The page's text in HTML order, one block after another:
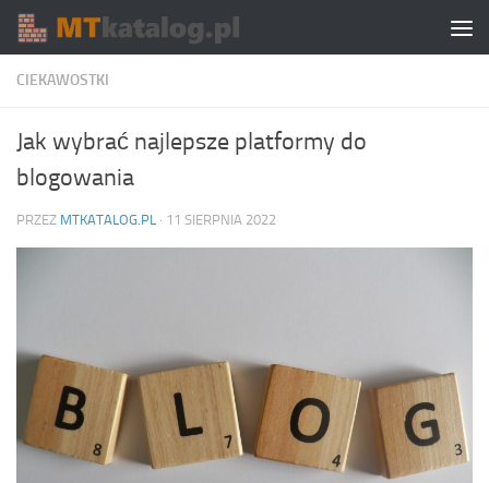
Skip to content
CIEKAWOSTKI
Jak wybrać najlepsze platformy do
blogowania
PRZEZ MTKATALOG.PL · 11 SIERPNIA 2022